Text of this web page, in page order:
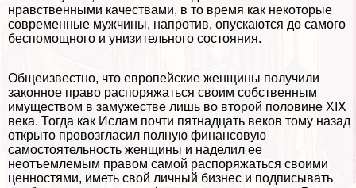
нравственными качествами, в то время как некоторые
современные мужчины, напротив, опускаются до самого
беспомощного и унизительного состояния.
Общеизвестно, что европейские женщины получили
законное право распоряжаться своим собственным
имуществом в замужестве лишь во второй половине XIX
века. Тогда как Ислам почти пятнадцать веков тому назад
открыто провозгласил полную финансовую
самостоятельность женщины и наделил ее
неотъемлемым правом самой распоряжаться своими
ценностями, иметь свой личный бизнес и подписывать